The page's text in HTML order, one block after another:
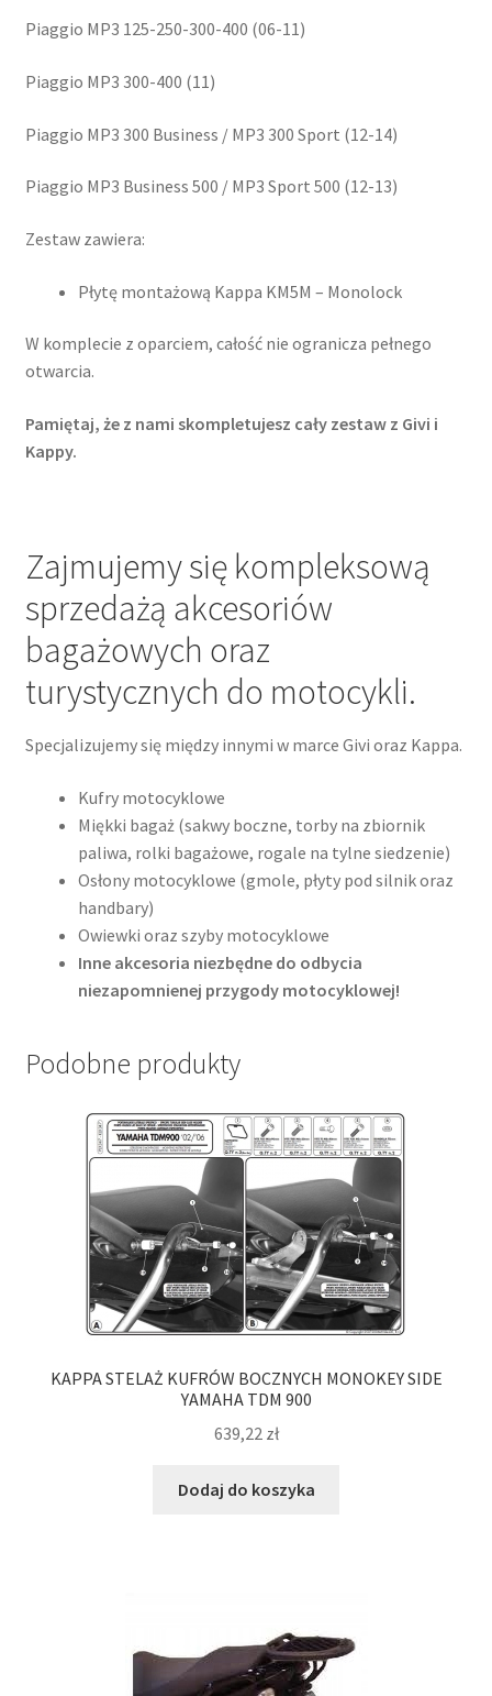
Piaggio MP3 125-250-300-400 (06-11)
Piaggio MP3 300-400 (11)
Piaggio MP3 300 Business / MP3 300 Sport (12-14)
Piaggio MP3 Business 500 / MP3 Sport 500 (12-13)
Zestaw zawiera:
Płytę montażową Kappa KM5M – Monolock
W komplecie z oparciem, całość nie ogranicza pełnego
otwarcia.
Pamiętaj, że z nami skompletujesz cały zestaw z Givi i
Kappy.
Zajmujemy się kompleksową
sprzedażą akcesoriów
bagażowych oraz
turystycznych do motocykli.
Specjalizujemy się między innymi w marce Givi oraz Kappa.
Kufry motocyklowe
Miękki bagaż (sakwy boczne, torby na zbiornik
paliwa, rolki bagażowe, rogale na tylne siedzenie)
Osłony motocyklowe (gmole, płyty pod silnik oraz
handbary)
Owiewki oraz szyby motocyklowe
Inne akcesoria niezbędne do odbycia
niezapomnienej przygody motocyklowej!
Podobne produkty
KAPPA STELAŻ KUFRÓW BOCZNYCH MONOKEY SIDE
YAMAHA TDM 900
639,22 zł
Dodaj do koszyka